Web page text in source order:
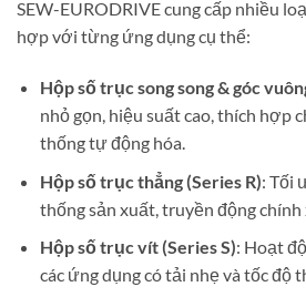
SEW-EURODRIVE cung cấp nhiều
hợp với từng ứng dụng cụ thể:
Hộp số trục song song & góc
nhỏ gọn, hiệu suất cao, thích hợp
thống tự động hóa.
Hộp số trục thẳng (Series R): Tối
thống sản xuất, truyền động chính
Hộp số trục vít (Series S): Hoạt
các ứng dụng có tải nhẹ và tốc độ